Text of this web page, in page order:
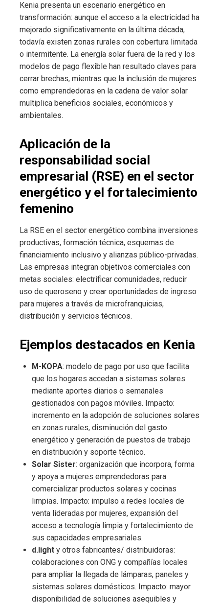
Kenia presenta un escenario energético en
transformación: aunque el acceso a la electricidad ha
mejorado significativamente en la última década,
todavía existen zonas rurales con cobertura limitada
o intermitente. La energía solar fuera de la red y los
modelos de pago flexible han resultado claves para
cerrar brechas, mientras que la inclusión de mujeres
como emprendedoras en la cadena de valor solar
multiplica beneficios sociales, económicos y
ambientales.
Aplicación de la
responsabilidad social
empresarial (RSE) en el sector
energético y el fortalecimiento
femenino
La RSE en el sector energético combina inversiones
productivas, formación técnica, esquemas de
financiamiento inclusivo y alianzas público-privadas.
Las empresas integran objetivos comerciales con
metas sociales: electrificar comunidades, reducir
uso de queroseno y crear oportunidades de ingreso
para mujeres a través de microfranquicias,
distribución y servicios técnicos.
Ejemplos destacados en Kenia
M-KOPA: modelo de pago por uso que facilita
que los hogares accedan a sistemas solares
mediante aportes diarios o semanales
gestionados con pagos móviles. Impacto:
incremento en la adopción de soluciones solares
en zonas rurales, disminución del gasto
energético y generación de puestos de trabajo
en distribución y soporte técnico.
Solar Sister: organización que incorpora, forma
y apoya a mujeres emprendedoras para
comercializar productos solares y cocinas
limpias. Impacto: impulso a redes locales de
venta lideradas por mujeres, expansión del
acceso a tecnología limpia y fortalecimiento de
sus capacidades empresariales.
d.light y otros fabricantes/ distribuidoras:
colaboraciones con ONG y compañías locales
para ampliar la llegada de lámparas, paneles y
sistemas solares domésticos. Impacto: mayor
disponibilidad de soluciones asequibles y